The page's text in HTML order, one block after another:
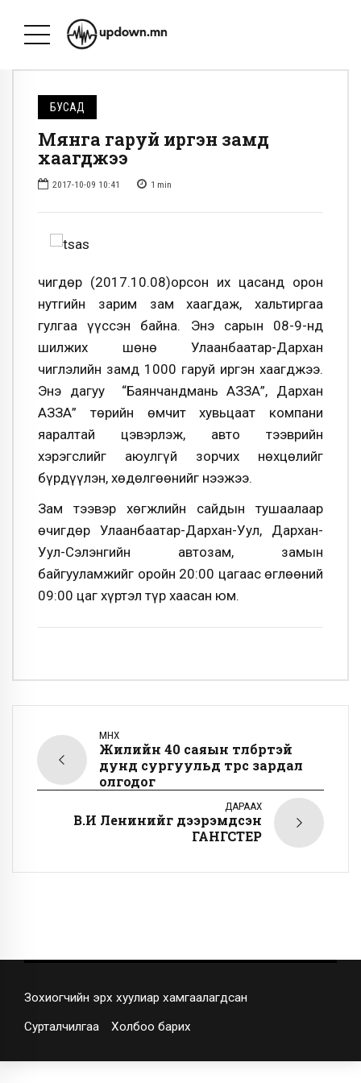
БУСАД
Мянга гаруй иргэн замд
хаагджээ
2017-10-09 10:41 1 min
Өчигдөр (2017.10.08)орсон их цасанд орон
нутгийн зарим зам хаагдаж, хальтиргаа
гулгаа үүссэн байна. Энэ сарын 08-9-нд
шилжих шөнө Улаанбаатар-Дархан
чиглэлийн замд 1000 гаруй иргэн хаагджээ.
Энэ дагуу “Баянчандмань АЗЗА”, Дархан
АЗЗА” төрийн өмчит хувьцаат компани
яаралтай цэвэрлэж, авто тээврийн
хэрэгслийг аюулгүй зорчих нөхцөлийг
бүрдүүлэн, хөдөлгөөнийг нээжээ.
Зам тээвэр хөгжлийн сайдын тушаалаар
өчигдөр Улаанбаатар-Дархан-Уул, Дархан-
Уул-Сэлэнгийн автозам, замын
байгууламжийг оройн 20:00 цагаас өглөөний
09:00 цаг хүртэл түр хаасан юм.
ӨМНӨХ
Жилийн 40 саяын төлбөртэй
дунд сургуульд төрөөс зардал
олгодог
ДАРААХ
В.И Ленинийг дээрэмдсэн
ГАНГСТЕР
Зохиогчийн эрх хуулиар хамгаалагдсан
Сурталчилгаа Холбоо барих